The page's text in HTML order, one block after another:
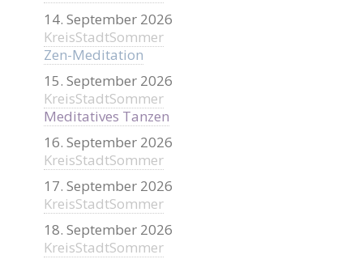
14. September 2026
KreisStadtSommer
Zen-Meditation
15. September 2026
KreisStadtSommer
Meditatives Tanzen
16. September 2026
KreisStadtSommer
17. September 2026
KreisStadtSommer
18. September 2026
KreisStadtSommer